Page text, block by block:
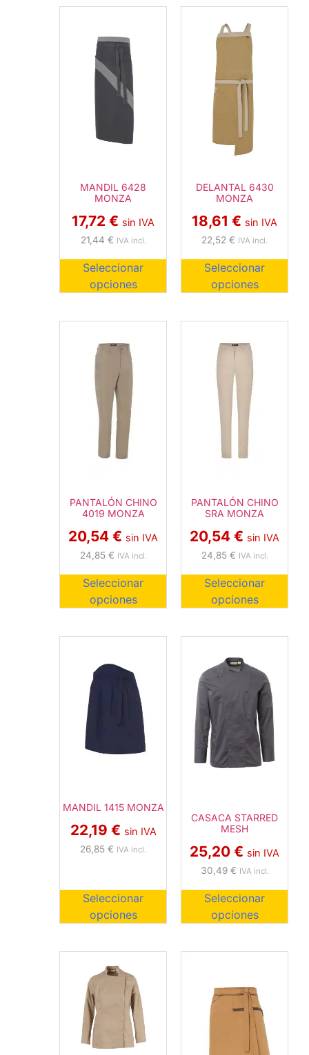
MANDIL 6428
MONZA
17,72€ sin IVA
21,44 € IVA incl.
Seleccionar
opciones
DELANTAL 6430
MONZA
18,61€ sin IVA
22,52€ IVA incl.
Seleccionar
opciones
PANTALÓN CHINO
4019 MONZA
20,54€ sin IVA
24,85 € IVA incl.
Seleccionar
opciones
PANTALÓN CHINO
SRA MONZA
20,54€ sin IVA
24,85 € IVA incl.
Seleccionar
opciones
MANDIL 1415 MONZA
22,19 € sin IVA
26,85€ IVA incl.
Seleccionar
opciones
CASACA STARRED
MESH
25,20€ sin IVA
30,49 € IVA incl.
Seleccionar
opciones